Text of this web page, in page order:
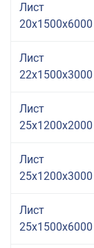
Лист
20x1500x6000
Лист
22x1500x3000
Лист
25x1200x2000
Лист
25x1200x3000
Лист
25x1500x6000